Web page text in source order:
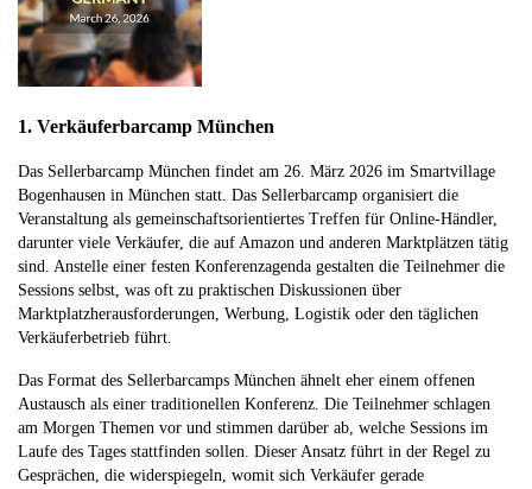
1. Verkäuferbarcamp München
Das Sellerbarcamp München findet am 26. März 2026 im Smartvillage
Bogenhausen in München statt. Das Sellerbarcamp organisiert die
Veranstaltung als gemeinschaftsorientiertes Treffen für Online-Händler,
darunter viele Verkäufer, die auf Amazon und anderen Marktplätzen tätig
sind. Anstelle einer festen Konferenzagenda gestalten die Teilnehmer die
Sessions selbst, was oft zu praktischen Diskussionen über
Marktplatzherausforderungen, Werbung, Logistik oder den täglichen
Verkäuferbetrieb führt.
Das Format des Sellerbarcamps München ähnelt eher einem offenen
Austausch als einer traditionellen Konferenz. Die Teilnehmer schlagen
am Morgen Themen vor und stimmen darüber ab, welche Sessions im
Laufe des Tages stattfinden sollen. Dieser Ansatz führt in der Regel zu
Gesprächen, die widerspiegeln, womit sich Verkäufer gerade